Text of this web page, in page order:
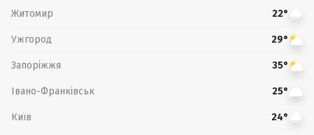
Житомир 22°
Ужгород 29°
Запоріжжя 35°
Івано-Франківськ 25°
Київ 24°